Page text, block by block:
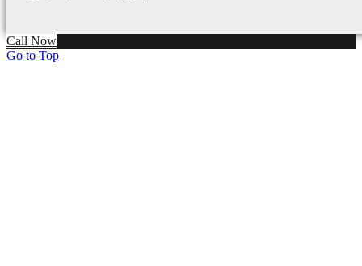
Call Now
Go to Top